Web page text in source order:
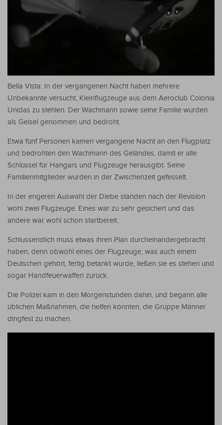
Bella Vista: In der vergangenen Nacht haben mehrere
Unbekannte versucht, Kleinflugzeuge aus dem Aeroclub Colonia
Unidas zu stehlen. Der Wachmann sowie seine Familie wurden
als Geisel genommen und bedroht.
Etwa fünf Personen kamen vergangene Nacht an den Flugplatz
und bedrohten den Wachmann des Geländes, damit er alle
Schlüssel für Hangars und Flugzeuge herausgibt. Seine
Familienmitglieder wurden in der Zwischenzeit gefesselt.
In der engeren Auswahl der Diebe standen nach der Revision
wohl zwei Flugzeuge. Eines war zu sehr gesichert und das
andere war wohl schon startbereit.
Schlussendlich muss etwas ihren Plan durcheinandergebracht
haben, denn obwohl eines der Flugzeuge, was auch einem
Deutschen gehört, fertig betankt wurde, ließen sie es stehen und
sogar Handfeuerwaffen zurück.
Die Polizei kam in den Morgenstunden dahin, und begann alle
üblichen Maßnahmen, die helfen könnten, die Gruppe Männer
dingfest zu machen.